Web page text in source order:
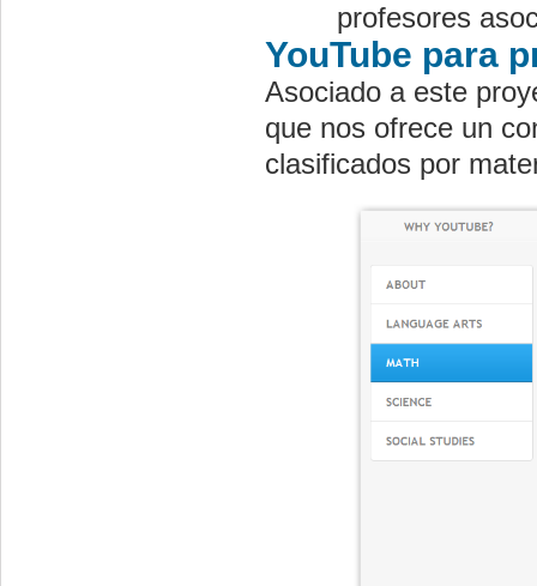
profesores
YouTube para
Asociado a este
que nos ofrece un
clasificados por